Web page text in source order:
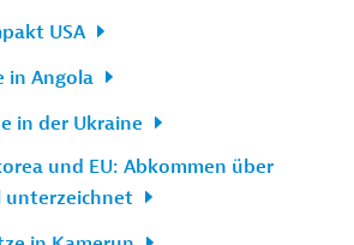
USA
in Angola
in der Ukraine
und EU: Abkommen über
unterzeichnet